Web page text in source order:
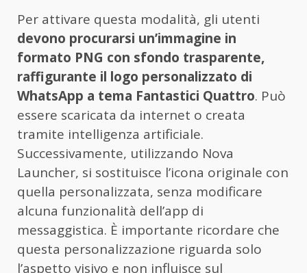
Per attivare questa modalità, gli utenti
devono procurarsi un’immagine in
formato PNG con sfondo trasparente,
raffigurante il logo personalizzato di
WhatsApp a tema Fantastici Quattro. Può
essere scaricata da internet o creata
tramite intelligenza artificiale.
Successivamente, utilizzando Nova
Launcher, si sostituisce l’icona originale con
quella personalizzata, senza modificare
alcuna funzionalità dell’app di
messaggistica. È importante ricordare che
questa personalizzazione riguarda solo
l’aspetto visivo e non influisce sul